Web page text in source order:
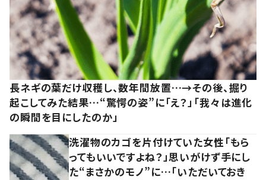
長ネギの葉だけ収穫し、数年間放置…→その後、掘り
起こしてみた結果…“驚愕の姿”に「え？」「我々は進化
の瞬間を目にしたのか」
洗濯物のカゴを片付けていた女性「もら
ってもいいですよね？」思いがけず手にし
た“まさかのモノ”に…「いただいておき